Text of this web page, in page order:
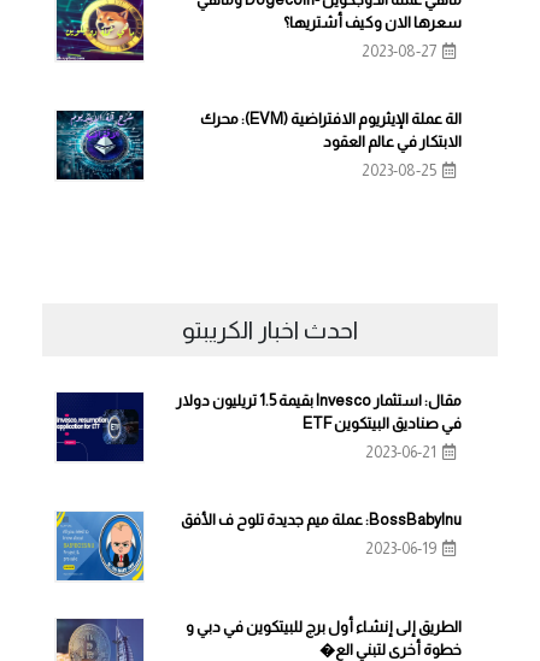
سعرها الان وكيف أشتريها؟
2023-08-27
الة عملة الإيثريوم الافتراضية (EVM): محرك
الابتكار في عالم العقود
2023-08-25
احدث اخبار الكريبتو
مقال: استثمار Invesco بقيمة 1.5 تريليون دولار
في صناديق البيتكوين ETF
2023-06-21
BossBabyInu: عملة ميم جديدة تلوح ف الأفق
2023-06-19
الطريق إلى إنشاء أول برج للبيتكوين في دبي و
خطوة أخرى لتبني الع�